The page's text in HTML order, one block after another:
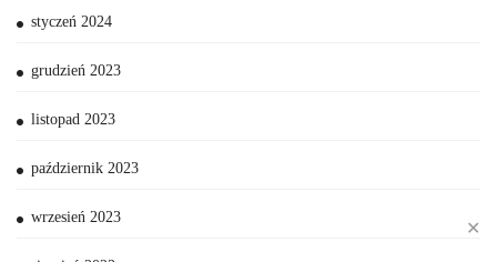
✕
styczeń 2024
grudzień 2023
listopad 2023
październik 2023
wrzesień 2023